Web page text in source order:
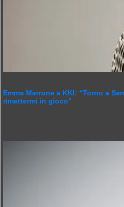
Emma Marrone a KKI: “Torno a
rimettermi in gioco”